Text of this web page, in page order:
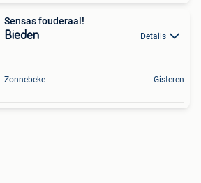
Sensas fouderaal!
Bieden Details
Zonnebeke Gisteren